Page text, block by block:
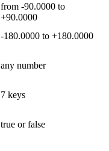
from -90.0000 to
+90.0000
-180.0000 to +180.0000
any number
7 keys
true or false